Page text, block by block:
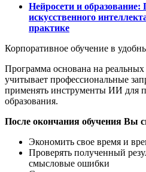
Нейросети и образование:
искусственного
практике
Корпоративное обучение в
Программа основана на реальных
учитывает профессиональные
применять инструменты ИИ для
образования.
После окончания обучения Вы
Экономить свое время и
Проверять полученный
смысловые ошибки